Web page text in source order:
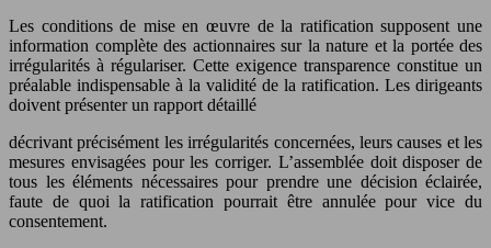
Les conditions de mise en œuvre de la ratification supposent une
information complète des actionnaires sur la nature et la portée des
irrégularités à régulariser. Cette exigence transparence constitue un
préalable indispensable à la validité de la ratification. Les dirigeants
doivent présenter un rapport détaillé
décrivant précisément les irrégularités concernées, leurs causes et les
mesures envisagées pour les corriger. L’assemblée doit disposer de
tous les éléments nécessaires pour prendre une décision éclairée,
faute de quoi la ratification pourrait être annulée pour vice du
consentement.